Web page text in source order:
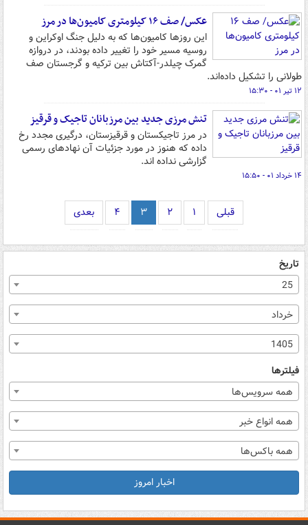
عکس/ صف ۱۶ کیلومتری کامیون‌ها در مرز
این روزها کامیون‌ها که به دلیل جنگ اوکراین و
روسیه مسیر خود را تغییر داده بودند، در دروازه
گمرک چیلدر-آکتاش بین ترکیه و گرجستان صف
طولانی را تشکیل داده‌اند.
۱۲ تیر ۰۱ - ۱۵:۳۰
تنش مرزی جدید بین مرزبانان تاجیک و قرقیز
در مرز تاجیکستان و قرقیزستان، درگیری مجدد رخ
داده که هنوز در مورد جزئیات آن نهادهای رسمی
گزارشی نداده اند.
۱۴ خرداد ۰۱ - ۱۵:۵۰
قبلی ۱ ۲ ۳ ۴ بعدی
تاریخ
25
خرداد
1405
فیلترها
همه سرویس‌ها
همه انواع خبر
همه باکس‌ها
اخبار امروز